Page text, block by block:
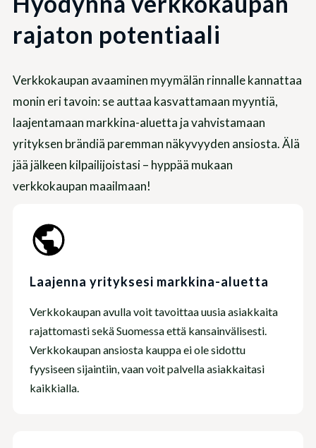
rajaton potentiaali
Verkkokaupan avaaminen myymälän rinnalle kannattaa
monin eri tavoin: se auttaa kasvattamaan myyntiä,
laajentamaan markkina-aluetta ja vahvistamaan
yrityksen brändiä paremman näkyvyyden ansiosta. Älä
jää jälkeen kilpailijoistasi – hyppää mukaan
verkkokaupan maailmaan!
Laajenna yrityksesi markkina-aluetta
Verkkokaupan avulla voit tavoittaa uusia asiakkaita
rajattomasti sekä Suomessa että kansainvälisesti.
Verkkokaupan ansiosta kauppa ei ole sidottu
fyysiseen sijaintiin, vaan voit palvella asiakkaitasi
kaikkialla.